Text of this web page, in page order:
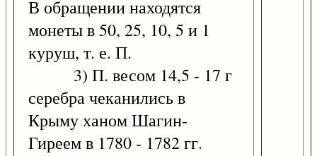
В обращении находятся
монеты в 50, 25, 10, 5 и 1
куруш, т. е. П.
3) П. весом 14,5 - 17 г
серебра чеканились в
Крыму ханом Шагин-
Гиреем в 1780 - 1782 гг.